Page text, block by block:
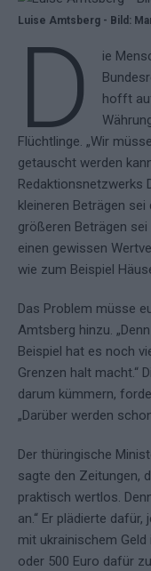
Luise Amtsberg - Bild:
D
ie
hofft
Flüchtlinge. „Wir
getauscht werden
Redaktionsnetzwerks
kleineren Beträgen
größeren Beträgen sei
einen gewissen
wie zum Beispiel
Das Problem müsse
Amtsberg hinzu.
Beispiel hat es noch
Grenzen halt macht.“
darum kümmern,
„Darüber werden
Der thüringische
sagte den Zeitungen,
praktisch wertlos.
an.“ Er plädierte
mit ukrainischem
oder 500 Euro dafür